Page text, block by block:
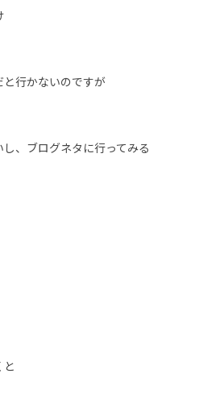
行かないのですが
、ブログネタに行ってみる